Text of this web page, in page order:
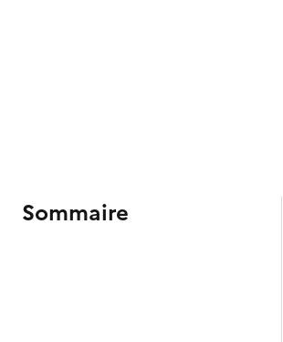
Sommaire